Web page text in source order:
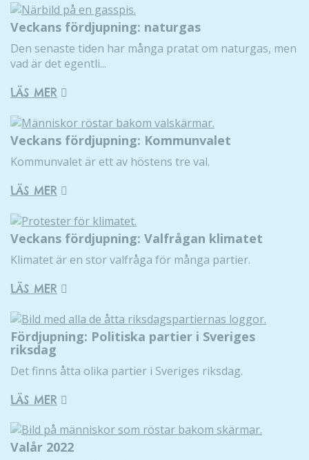
Veckans fördjupning: naturgas
Den senaste tiden har många pratat om naturgas, men
vad är det egentli...
LÄS MER
Veckans fördjupning: Kommunvalet
Kommunvalet är ett av höstens tre val.
LÄS MER
Veckans fördjupning: Valfrågan klimatet
Klimatet är en stor valfråga för många partier.
LÄS MER
Fördjupning: Politiska partier i Sveriges
riksdag
Det finns åtta olika partier i Sveriges riksdag.
LÄS MER
Valår 2022